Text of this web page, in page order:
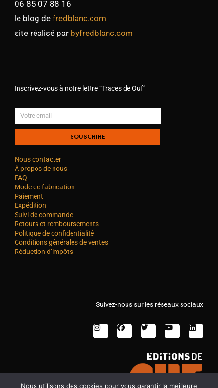
06 85 07 88 16
le blog de fredblanc.com
site réalisé par byfredblanc.com
Inscrivez-vous à notre lettre “Traces de Ouf”
SOUSCRIRE
Nous contacter
À propos de nous
FAQ
Mode de fabrication
Paiement
Expédition
Suivi de commande
Retours et remboursements
Politique de confidentialité
Conditions générales de ventes
Réduction d’impôts
Suivez-nous sur les réseaux sociaux
Nous utilisons des cookies pour vous garantir la meilleure